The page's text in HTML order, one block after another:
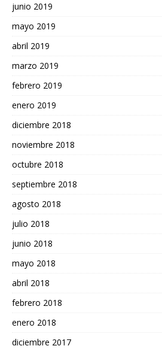
junio 2019
mayo 2019
abril 2019
marzo 2019
febrero 2019
enero 2019
diciembre 2018
noviembre 2018
octubre 2018
septiembre 2018
agosto 2018
julio 2018
junio 2018
mayo 2018
abril 2018
febrero 2018
enero 2018
diciembre 2017